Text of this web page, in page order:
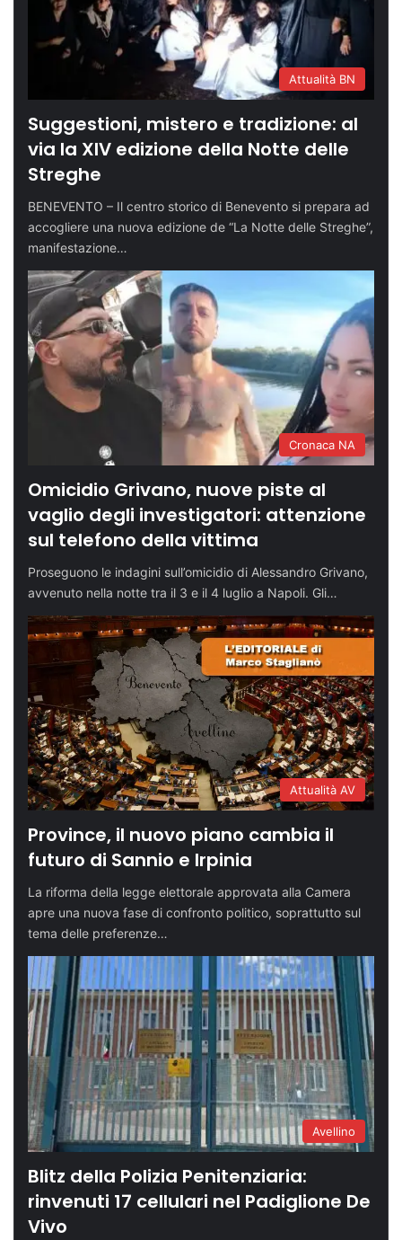
Attualità BN
Suggestioni, mistero e tradizione: al
via la XIV edizione della Notte delle
Streghe
BENEVENTO – Il centro storico di Benevento si prepara ad
accogliere una nuova edizione de “La Notte delle Streghe”,
manifestazione…
Cronaca NA
Omicidio Grivano, nuove piste al
vaglio degli investigatori: attenzione
sul telefono della vittima
Proseguono le indagini sull’omicidio di Alessandro Grivano,
avvenuto nella notte tra il 3 e il 4 luglio a Napoli. Gli…
Attualità AV
Province, il nuovo piano cambia il
futuro di Sannio e Irpinia
La riforma della legge elettorale approvata alla Camera
apre una nuova fase di confronto politico, soprattutto sul
tema delle preferenze…
Avellino
Blitz della Polizia Penitenziaria:
rinvenuti 17 cellulari nel Padiglione De
Vivo